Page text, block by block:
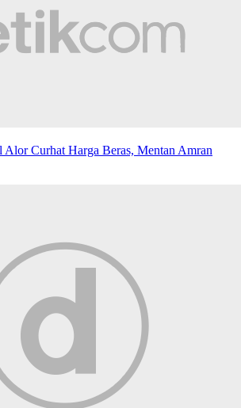
Curhat Harga Beras, Mentan Amran